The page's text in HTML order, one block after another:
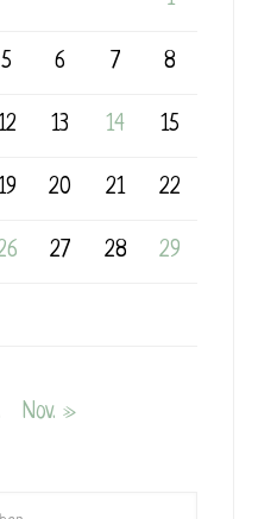
5 6 7 8
13 14 15
20 21 22
27 28 29
Nov. »